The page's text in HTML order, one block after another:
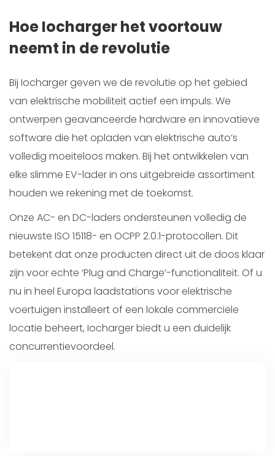
Hoe Iocharger het voortouw
neemt in de revolutie
Bij Iocharger geven we de revolutie op het gebied
van elektrische mobiliteit actief een impuls. We
ontwerpen geavanceerde hardware en innovatieve
software die het opladen van elektrische auto’s
volledig moeiteloos maken. Bij het ontwikkelen van
elke slimme EV-lader in ons uitgebreide assortiment
houden we rekening met de toekomst.
Onze AC- en DC-laders ondersteunen volledig de
nieuwste ISO 15118- en OCPP 2.0.1-protocollen. Dit
betekent dat onze producten direct uit de doos klaar
zijn voor echte ‘Plug and Charge’-functionaliteit. Of u
nu in heel Europa laadstations voor elektrische
voertuigen installeert of een lokale commerciële
locatie beheert, Iocharger biedt u een duidelijk
concurrentievoordeel.